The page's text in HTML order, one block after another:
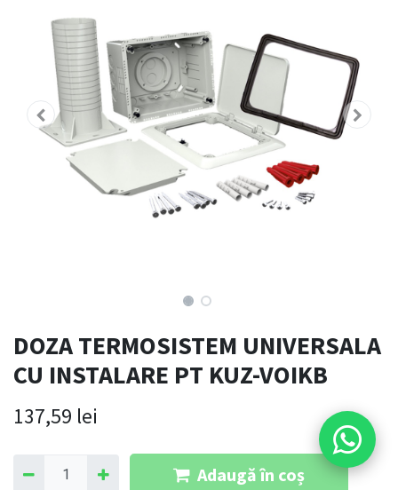
DOZA TERMOSISTEM UNIVERSALA
CU INSTALARE PT KUZ-VOIKB
137,59 lei
Adaugă în coș